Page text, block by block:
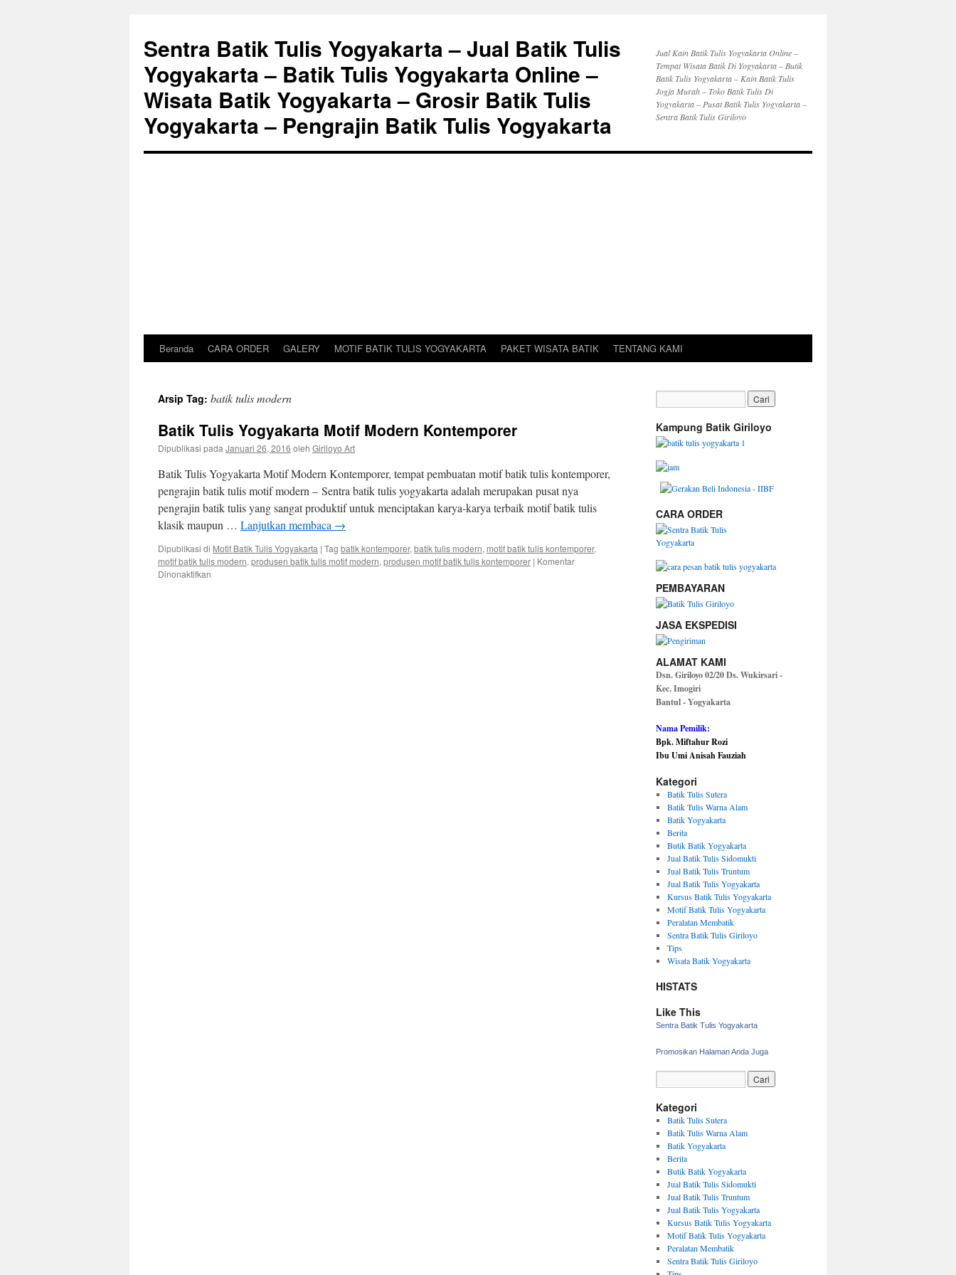
Sentra Batik Tulis Yogyakarta – Jual Batik Tulis
Yogyakarta – Batik Tulis Yogyakarta Online –
Wisata Batik Yogyakarta – Grosir Batik Tulis
Yogyakarta – Pengrajin Batik Tulis Yogyakarta
Jual Kain Batik Tulis Yogyakarta Online –
Tempat Wisata Batik Di Yogyakarta – Butik
Batik Tulis Yogyakarta – Kain Batik Tulis
Jogja Murah – Toko Batik Tulis Di
Yogyakarta – Pusat Batik Tulis Yogyakarta –
Sentra Batik Tulis Giriloyo
Beranda CARA ORDER GALERY MOTIF BATIK TULIS YOGYAKARTA PAKET WISATA BATIK TENTANG KAMI
Arsip Tag: batik tulis modern
Batik Tulis Yogyakarta Motif Modern Kontemporer
Dipublikasi pada Januari 26, 2016 oleh Giriloyo Art
Batik Tulis Yogyakarta Motif Modern Kontemporer, tempat pembuatan motif batik tulis kontemporer,
pengrajin batik tulis motif modern – Sentra batik tulis yogyakarta adalah merupakan pusat nya
pengrajin batik tulis yang sangat produktif untuk menciptakan karya-karya terbaik motif batik tulis
klasik maupun … Lanjutkan membaca →
Dipublikasi di Motif Batik Tulis Yogyakarta | Tag batik kontemporer, batik tulis modern, motif batik tulis kontemporer,
motif batik tulis modern, produsen batik tulis motif modern, produsen motif batik tulis kontemporer | Komentar
Dinonaktifkan
Kampung Batik Giriloyo
CARA ORDER
PEMBAYARAN
JASA EKSPEDISI
ALAMAT KAMI
Dsn. Giriloyo 02/20 Ds. Wukirsari -
Kec. Imogiri
Bantul - Yogyakarta
Nama Pemilik:
Bpk. Miftahur Rozi
Ibu Umi Anisah Fauziah
Kategori
Batik Tulis Sutera
Batik Tulis Warna Alam
Batik Yogyakarta
Berita
Butik Batik Yogyakarta
Jual Batik Tulis Sidomukti
Jual Batik Tulis Truntum
Jual Batik Tulis Yogyakarta
Kursus Batik Tulis Yogyakarta
Motif Batik Tulis Yogyakarta
Peralatan Membatik
Sentra Batik Tulis Giriloyo
Tips
Wisata Batik Yogyakarta
HISTATS
Like This
Sentra Batik Tulis Yogyakarta
Promosikan Halaman Anda Juga
Kategori
Batik Tulis Sutera
Batik Tulis Warna Alam
Batik Yogyakarta
Berita
Butik Batik Yogyakarta
Jual Batik Tulis Sidomukti
Jual Batik Tulis Truntum
Jual Batik Tulis Yogyakarta
Kursus Batik Tulis Yogyakarta
Motif Batik Tulis Yogyakarta
Peralatan Membatik
Sentra Batik Tulis Giriloyo